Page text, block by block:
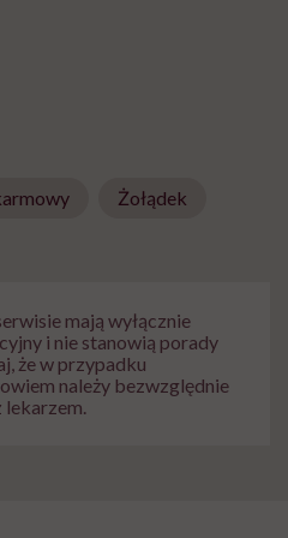
Żołądek
mają wyłącznie
i nie stanowią porady
że w przypadku
należy bezwzględnie
lekarzem.